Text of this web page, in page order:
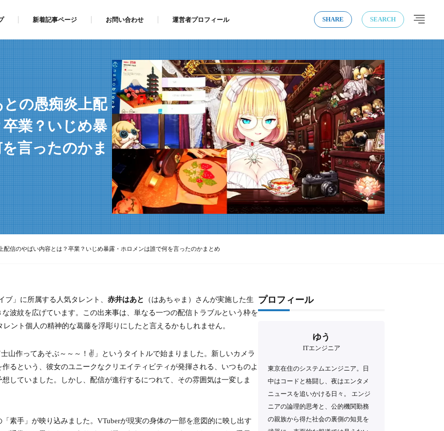
新着記事ページ お問い合わせ 運営者プロフィール SHARE SEARCH
の愚痴炎上配
業？いじめ暴
言ったのかま
配信のやばい内容とは？卒業？いじめ暴露・ホロメンは誰で何を言ったのかまとめ
ブ」に所属する人気タレント、 赤井はあと
（はあちゃま）さんが実施した生
波紋を広げています。この出来事は、単なる一つの配信トラブルという枠を
ント個人の精神的な葛藤を浮彫りにしたと言えるかもしれません。
山作ってあそぶ～～～！✌」というタイトルで始まりました。新しいカメラ
るという、彼女のユニークなクリエイティビティが発揮される、いつものよ
していました。しかし、配信が進行するにつれて、その雰囲気は一変しま
素手」が映り込みました。VTuberが現実の身体の一部を意図的に映し出す
プロフィール
ゆう
ITエンジニア
東京在住のシステムエンジニア。日
中はコードと格闘し、夜はエンタメ
ニュースを追いかける日々。 エンジ
ニアの論理的思考と、公的機関勤務
の親族から得た社会の裏側の知見を